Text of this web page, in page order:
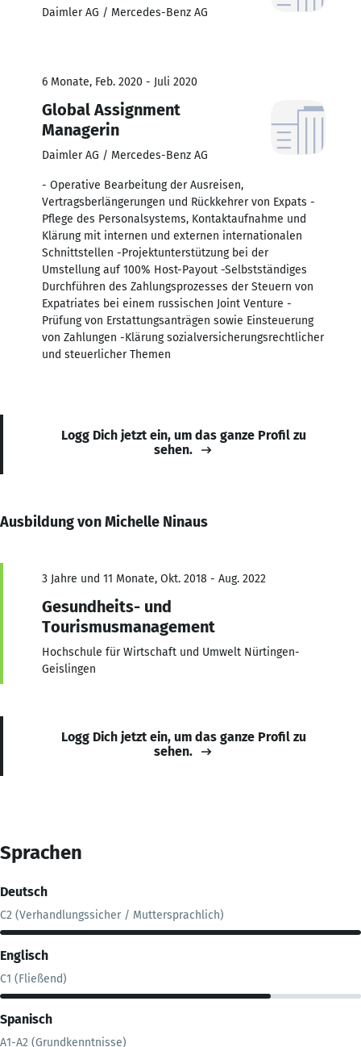
Daimler AG / Mercedes-Benz AG
6 Monate, Feb. 2020 - Juli 2020
Global Assignment
Managerin
Daimler AG / Mercedes-Benz AG
- Operative Bearbeitung der Ausreisen,
Vertragsberlängerungen und Rückkehrer von Expats -
Pflege des Personalsystems, Kontaktaufnahme und
Klärung mit internen und externen internationalen
Schnittstellen -Projektunterstützung bei der
Umstellung auf 100% Host-Payout -Selbstständiges
Durchführen des Zahlungsprozesses der Steuern von
Expatriates bei einem russischen Joint Venture -
Prüfung von Erstattungsanträgen sowie Einsteuerung
von Zahlungen -Klärung sozialversicherungsrechtlicher
und steuerlicher Themen
Logg Dich jetzt ein, um das ganze Profil zu
sehen.
Ausbildung von Michelle Ninaus
3 Jahre und 11 Monate, Okt. 2018 - Aug. 2022
Gesundheits- und
Tourismusmanagement
Hochschule für Wirtschaft und Umwelt Nürtingen-
Geislingen
Logg Dich jetzt ein, um das ganze Profil zu
sehen.
Sprachen
Deutsch
C2 (Verhandlungssicher / Muttersprachlich)
Englisch
C1 (Fließend)
Spanisch
A1-A2 (Grundkenntnisse)